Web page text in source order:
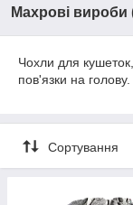
Махрові вироби
Чохли для
пов'язки на голову.
Сортування